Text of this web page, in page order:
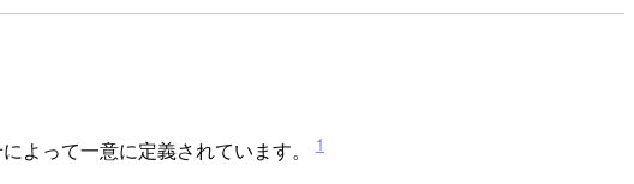
よって一意に定義されています。 1